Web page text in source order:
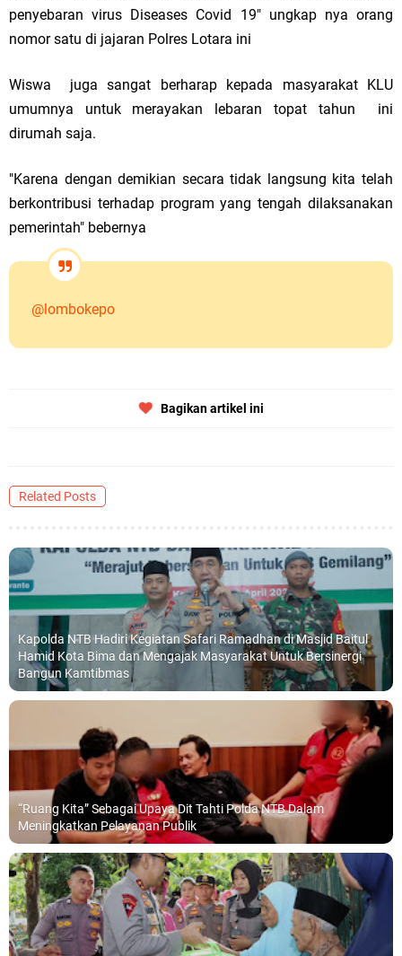
penyebaran virus Diseases Covid 19" ungkap nya orang
nomor satu di jajaran Polres Lotara ini
Wiswa juga sangat berharap kepada masyarakat KLU
umumnya untuk merayakan lebaran topat tahun ini
dirumah saja.
"Karena dengan demikian secara tidak langsung kita telah
berkontribusi terhadap program yang tengah dilaksanakan
pemerintah" bebernya
@lombokepo
Bagikan artikel ini
Related Posts
Kapolda NTB Hadiri Kegiatan Safari Ramadhan di Masjid Baitul
Hamid Kota Bima dan Mengajak Masyarakat Untuk Bersinergi
Bangun Kamtibmas
“Ruang Kita” Sebagai Upaya Dit Tahti Polda NTB Dalam
Meningkatkan Pelayanan Publik